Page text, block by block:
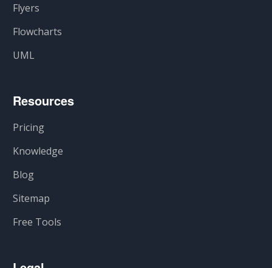
Flyers
Flowcharts
UML
Resources
Pricing
Knowledge
Blog
Sitemap
Free Tools